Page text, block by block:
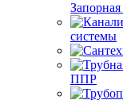
системы
ППР